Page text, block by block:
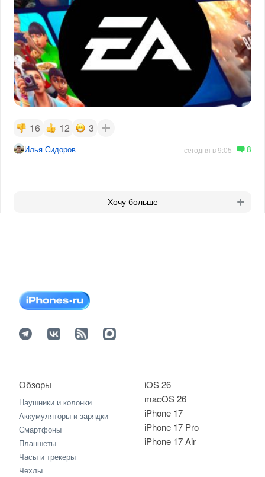
16 12 3
Илья Сидоров сегодня в 9:05 8
Хочу больше
iOS 26
macOS 26
iPhone 17
iPhone 17 Pro
iPhone 17 Air
Обзоры
Наушники и колонки
Аккумуляторы и зарядки
Смартфоны
Планшеты
Часы и трекеры
Чехлы